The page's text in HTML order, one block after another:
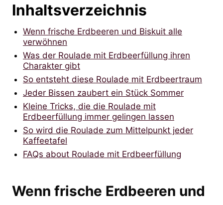
Inhaltsverzeichnis
Wenn frische Erdbeeren und Biskuit alle
verwöhnen
Was der Roulade mit Erdbeerfüllung ihren
Charakter gibt
So entsteht diese Roulade mit Erdbeertraum
Jeder Bissen zaubert ein Stück Sommer
Kleine Tricks, die die Roulade mit
Erdbeerfüllung immer gelingen lassen
So wird die Roulade zum Mittelpunkt jeder
Kaffeetafel
FAQs about Roulade mit Erdbeerfüllung
Wenn frische Erdbeeren und